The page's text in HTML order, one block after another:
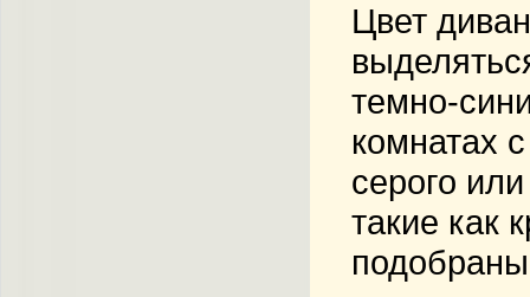
Цвет
темно-
комнатах
серого
такие как